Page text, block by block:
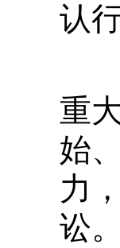
认
重
始
力
讼